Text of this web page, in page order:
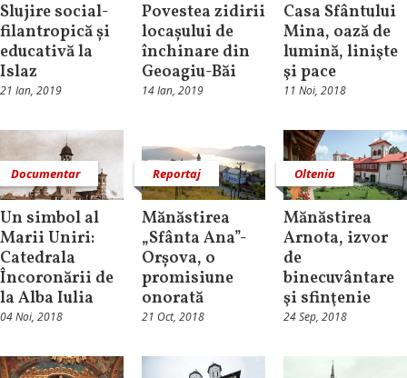
Slujire social-
filantropică și
educativă la
Islaz
21 Ian, 2019
Povestea zidirii
locașului de
închinare din
Geoagiu-Băi
14 Ian, 2019
Casa Sfântului
Mina, oază de
lumină, linişte
şi pace
11 Noi, 2018
Documentar
Un simbol al
Marii Uniri:
Catedrala
Încoronării de
la Alba Iulia
04 Noi, 2018
Reportaj
Mănăstirea
„Sfânta Ana”-
Orșova, o
promisiune
onorată
21 Oct, 2018
Oltenia
Mănăstirea
Arnota, izvor
de
binecuvântare
şi sfinţenie
24 Sep, 2018